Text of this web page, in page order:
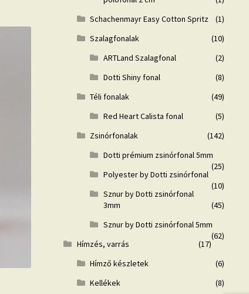
Schachenmayr Easy Cotton Spritz
(1)
Szalagfonalak
(10)
ARTLand Szalagfonal
(2)
Dotti Shiny fonal
(8)
Téli fonalak
(49)
Red Heart Calista fonal
(5)
Zsinórfonalak
(142)
Dotti prémium zsinórfonal 5mm
(25)
Polyester by Dotti zsinórfonal
(10)
Sznur by Dotti zsinórfonal
3mm
(45)
Sznur by Dotti zsinórfonal 5mm
(62)
Hímzés, varrás
(17)
Hímző készletek
(6)
Kellékek
(8)